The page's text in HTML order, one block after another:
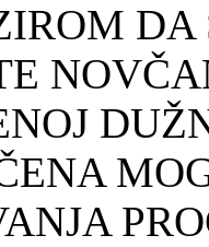
DA